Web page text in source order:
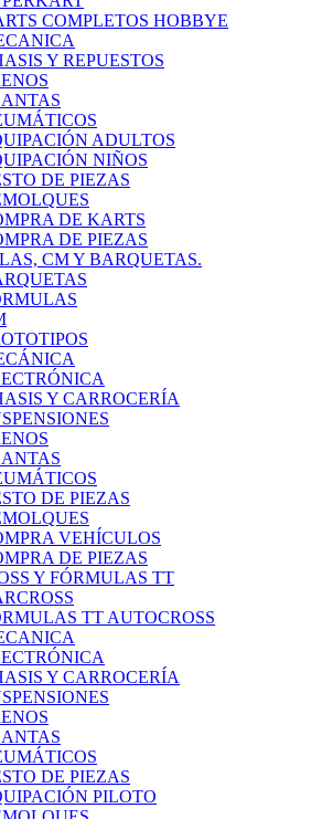
COMPLETOS HOBBYE
Y REPUESTOS
ADULTOS
NIÑOS
DE PIEZAS
DE KARTS
DE PIEZAS
CM Y BARQUETAS.
Y CARROCERÍA
DE PIEZAS
VEHÍCULOS
DE PIEZAS
Y FÓRMULAS TT
TT AUTOCROSS
Y CARROCERÍA
DE PIEZAS
PILOTO